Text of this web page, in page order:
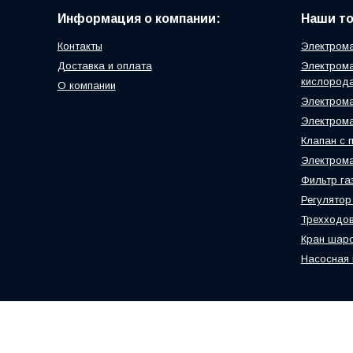
Информация о компании:
Контакты
Доставка и оплата
О компании
Наши
Клапан с
Фильтр
Кран
Насосная